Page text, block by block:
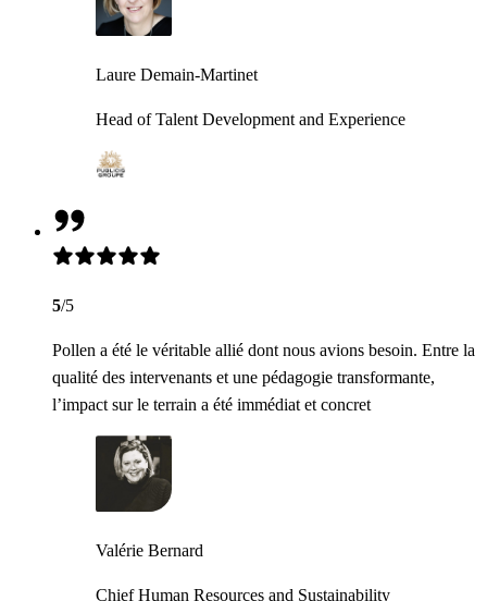
Laure Demain-Martinet
Head of Talent Development and Experience
5/5
Pollen a été le véritable allié dont nous avions besoin. Entre la
qualité des intervenants et une pédagogie transformante,
l’impact sur le terrain a été immédiat et concret
Valérie Bernard
Chief Human Resources and Sustainability